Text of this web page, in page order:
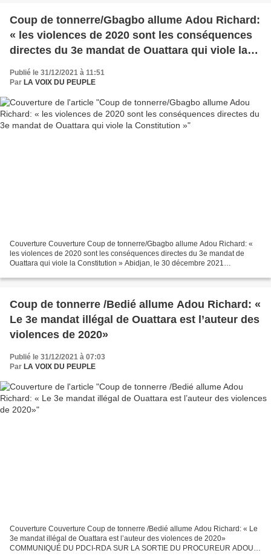
Coup de tonnerre/Gbagbo allume Adou Richard:
« les violences de 2020 sont les conséquences
directes du 3e mandat de Ouattara qui viole la
Publié le 31/12/2021 à 11:51
Par LA VOIX DU PEUPLE
Couverture Couverture Coup de tonnerre/Gbagbo allume Adou Richard: «
les violences de 2020 sont les conséquences directes du 3e mandat de
Ouattara qui viole la Constitution » Abidjan, le 30 décembre 2021
Coup de tonnerre /Bedié allume Adou Richard: «
Le 3e mandat illégal de Ouattara est l’auteur des
violences de 2020»
Publié le 31/12/2021 à 07:03
Par LA VOIX DU PEUPLE
Couverture Couverture Coup de tonnerre /Bedié allume Adou Richard: « Le
3e mandat illégal de Ouattara est l’auteur des violences de 2020»
COMMUNIQUÉ DU PDCI-RDA SUR LA SORTIE DU PROCUREUR ADOU